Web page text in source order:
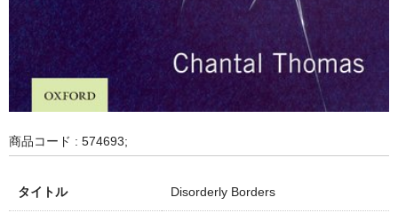
商品コード : 574693;
タイトル Disorderly Borders